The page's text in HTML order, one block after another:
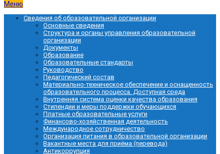
Меню
Сведения об образовательной организации
Основные сведения
Структура и органы управления образовательной
организации
Документы
Образование
Образовательные стандарты
Руководство
Педагогический состав
Материально-техническое обеспечение и оснащенность
образовательного процесса. Доступная среда
Внутренняя система оценки качества образования
Стипендии и меры поддержки обучающихся
Платные образовательные услуги
Финансово-хозяйственная деятельность
Международное сотрудничество
Организация питания в образовательной организации
Вакантные места для приёма (перевода)
Антикоррупция